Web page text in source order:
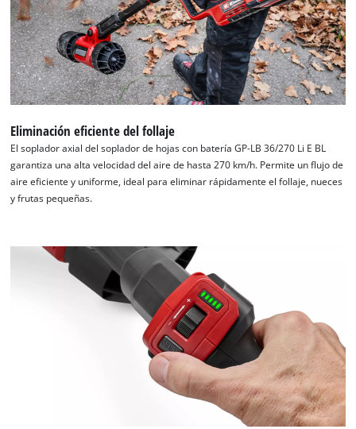
Powered
by
Usercentrics
Consent
Management
Platform
Eliminación eficiente del follaje
El soplador axial del soplador de hojas con batería GP-LB 36/270 Li E BL
garantiza una alta velocidad del aire de hasta 270 km/h. Permite un flujo de
aire eficiente y uniforme, ideal para eliminar rápidamente el follaje, nueces
y frutas pequeñas.